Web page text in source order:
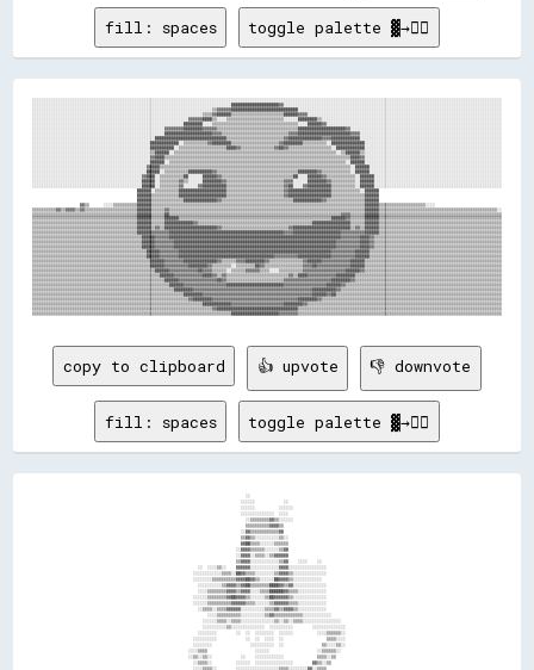
fill: spaces toggle palette ▓→✊🏽
░░░░░░░░░░░░░░░░░░░░░░░░░░░░░░░░░░░░░░░░░░░░░░░░░░░░░░░░░░░░░░░░░░░░░░░░░░░░▒▒▓▓▓▓▓▓████████████████████████████░░░░░░░░░░░░░░░░░░░░░░░░░░░░░░░░░░░░░░░░░░░░░░░░░░░░░░░░░░░░░░░░░░░░░░░░░░░░░░░░░░░░░░
░░░░░░░░░░░░░░░░░░░░░░░░░░░░░░░░░░░░░░░░░░░░░░░░░░░░░░░░░░░░░░░░░░░░░░░░▒▒▒▒▓▓██████▒▒▒▒▒▒▒▒▒▒▒▒▒▒▒▒▒▒▒▒▒▒██████▓▓▓▓░░░░░░░░░░░░░░░░░░░░░░░░░░░░░░░░░░░░░░░░░░░░░░░░░░░░░░░░░░░░░░░░░░░░░░░░░░░░░░░░░░
░░░░░░░░░░░░░░░░░░░░░░░░░░░░░░░░░░░░░░░░░░░░░░░░░░░░░░░░░░░░░░░░░░▓▓▓▓▓▓████▒▒░░░░▒▒▒▒▒▒▒▒▒▒▒▒▒▒▒▒▒▒▒▒▒▒▒▒░░░░░░████████▒▒░░░░░░░░░░░░░░░░░░░░░░░░░░░░░░░░░░░░░░░░░░░░░░░░░░░░░░░░░░░░░░░░░░░░░░░░░░░░
░░░░░░░░░░░░░░░░░░░░░░░░░░░░░░░░░░░░░░░░░░░░░░░░░░░░░░░░░░░░░░░░████████░░░░▒▒▒▒▒▒▒▒▒▒▒▒▒▒▒▒▒▒▒▒▒▒▒▒▒▒▒▒▒▒▒▒▒▒▒▒░░░░██████▓▓░░░░░░░░░░░░░░░░░░░░░░░░░░░░░░░░░░░░░░░░░░░░░░░░░░░░░░░░░░░░░░░░░░░░░░░░░░
░░░░░░░░░░░░░░░░░░░░░░░░░░░░░░░░░░░░░░░░░░░░░░░░░░░░░░░░▓▓▓▓▓▓▓▓████████▓▓▓▓▓▓▒▒▒▒▒▒▒▒▒▒▒▒▒▒▒▒▒▒▒▒▒▒▒▒▒▒▒▒▒▒▒▒▒▒████████████████████▓▓░░░░░░░░░░░░░░░░░░░░░░░░░░░░░░░░░░░░░░░░░░░░░░░░░░░░░░░░░░░░░░░░
░░░░░░░░░░░░░░░░░░░░░░░░░░░░░░░░░░░░░░░░░░░░░░░░░░░░░░░░████████████████████▓▓▓▓▒▒▒▒▒▒▒▒▒▒▒▒▒▒▒▒▒▒▒▒▒▒▒▒▒▒▒▒▓▓▓▓██████████████████████▓▓▓▓░░░░░░░░░░░░░░░░░░░░░░░░░░░░░░░░░░░░░░░░░░░░░░░░░░░░░░░░░░░░
░░░░░░░░░░░░░░░░░░░░░░░░░░░░░░░░░░░░░░░░░░░░░░░░░░░░██████████████████████████████▒▒▒▒▒▒▒▒▒▒▒▒▒▒▒▒▒▒▒▒▒▒▒▒▓▓██████████████▓▓▓▓████████████░░░░░░░░░░░░░░░░░░░░░░░░░░░░░░░░░░░░░░░░░░░░░░░░░░░░░░░░░░░░
░░░░░░░░░░░░░░░░░░░░░░░░░░░░░░░░░░░░░░░░░░░░░░░░░░████████████░░▒▒▒▒▒▒▒▒▒▒▓▓████████▒▒▒▒▒▒▒▒▒▒▒▒▒▒▒▒▒▒▒▒▓▓████████▒▒▒▒▒▒▒▒▒▒░░██████████████░░░░░░░░░░░░░░░░░░░░░░░░░░░░░░░░░░░░░░░░░░░░░░░░░░░░░░░░░░
░░░░░░░░░░░░░░░░░░░░░░░░░░░░░░░░░░░░░░░░░░░░░░░░░░██████████░░▒▒▒▒▒▒▒▒▒▒▒▒▒▒▒▒▒▒▒▒████▓▓▒▒▒▒▒▒▒▒▒▒▒▒▒▒▓▓██▓▓▒▒▒▒▒▒▒▒▒▒▒▒▒▒▒▒▒▒░░████████████░░░░░░░░░░░░░░░░░░░░░░░░░░░░░░░░░░░░░░░░░░░░░░░░░░░░░░░░░░
░░░░░░░░░░░░░░░░░░░░░░░░░░░░░░░░░░░░░░░░░░░░░░░░░░▒▒██████░░▒▒▒▒▒▒▒▒▒▒▒▒▒▒▒▒▒▒▒▒▒▒▒▒▒▒▒▒▒▒▒▒▒▒▒▒▒▒▒▒▒▒▒▒▒▒▒▒▒▒▒▒▒▒▒▒▒▒▒▒▒▒▒▒▒▒▒▒░░▒▒██████▒▒░░░░░░░░░░░░░░░░░░░░░░░░░░░░░░░░░░░░░░░░░░░░░░░░░░░░░░░░░░
░░░░░░░░░░░░░░░░░░░░░░░░░░░░░░░░░░░░░░░░░░░░░░░░░░▓▓████▒▒▒▒▒▒▒▒▒▒▒▒▒▒▒▒▒▒▒▒▒▒▒▒▒▒▒▒▒▒▒▒▒▒▒▒▒▒▒▒▒▒▒▒▒▒▒▒▒▒▒▒▒▒▒▒▒▒▒▒▒▒▒▒▒▒▒▒▒▒▒▒▒▒▒▒▒▒████▓▓░░░░░░░░░░░░░░░░░░░░░░░░░░░░░░░░░░░░░░░░░░░░░░░░░░░░░░░░░░
░░░░░░░░░░░░░░░░░░░░░░░░░░░░░░░░░░░░░░░░░░░░░░░░░░██████░░▒▒▒▒▒▒▒▒▒▒▒▒▒▒▒▒▒▒▒▒▒▒▒▒▒▒▒▒▒▒▒▒▒▒▒▒▒▒▒▒▒▒▒▒▒▒▒▒▒▒▒▒▒▒▒▒▒▒▒▒▒▒▒▒▒▒▒▒▒▒▒▒▒▒░░██████░░░░░░░░░░░░░░░░░░░░░░░░░░░░░░░░░░░░░░░░░░░░░░░░░░░░░░░░░░
░░░░░░░░░░░░░░░░░░░░░░░░░░░░░░░░░░░░░░░░░░░░░░░░▓▓████▒▒▒▒▒▒▒▒▒▒▒▒▒▒▒▒▒▒▒▒▒▒▒▒▒▒▒▒▒▒▒▒▒▒▒▒▒▒▒▒▒▒▒▒▒▒▒▒▒▒▒▒▒▒▒▒▒▒▒▒▒▒▒▒▒▒▒▒▒▒▒▒▒▒▒▒▒▒▒▒░░██████░░░░░░░░░░░░░░░░░░░░░░░░░░░░░░░░░░░░░░░░░░░░░░░░░░░░░░░░
░░░░░░░░░░░░░░░░░░░░░░░░░░░░░░░░░░░░░░░░░░░░░░░░██████░░▒▒▒▒▒▒▒▒▒▒██████████▓▓▒▒▒▒▒▒▒▒▒▒▒▒▒▒▒▒▒▒▒▒▒▒▒▒▒▒▒▒▒▒▒▒▒▒████████▓▓▒▒▒▒▒▒▒▒▒▒▒▒░░██████░░░░░░░░░░░░░░░░░░░░░░░░░░░░░░░░░░░░░░░░░░░░░░░░░░░░░░░░
░░░░░░░░░░░░░░░░░░░░░░░░░░░░░░░░░░░░░░░░░░░░░░▓▓████░░▒▒▒▒▒▒▒▒▒▒██░░░░░░██████▓▓▒▒▒▒▒▒▒▒▒▒▒▒▒▒▒▒▒▒▒▒▒▒▒▒▒▒▒▒▒▒██░░░░██████▓▓▒▒▒▒▒▒▒▒▒▒▒▒░░██████░░░░░░░░░░░░░░░░░░░░░░░░░░░░░░░░░░░░░░░░░░░░░░░░░░░░░░
░░░░░░░░░░░░░░░░░░░░░░░░░░░░░░░░░░░░░░░░░░░░░░██████░░▒▒▒▒▒▒▒▒▓▓▒▒░░░░░░████████▓▓▒▒▒▒▒▒▒▒▒▒▒▒▒▒▒▒▒▒▒▒▒▒▒▒▓▓▓▓░░░░░░████████▓▓▒▒▒▒▒▒▒▒▒▒░░██████░░░░░░░░░░░░░░░░░░░░░░░░░░░░░░░░░░░░░░░░░░░░░░░░░░░░░░
░░░░░░░░░░░░░░░░░░░░░░░░░░░░░░░░░░░░░░░░░░░░░░██████░░▒▒▒▒▒▒▒▒▓▓░░░░░░▓▓██████████▒▒▒▒▒▒▒▒▒▒▒▒▒▒▒▒▒▒▒▒▒▒▒▒▓▓██░░░░▓▓██████████▒▒▒▒▒▒▒▒▒▒░░██████░░░░░░░░░░░░░░░░░░░░░░░░░░░░░░░░░░░░░░░░░░░░░░░░░░░░░░
                                            ██████░░▒▒▒▒▒▒▒▒▒▒████████████████████▒▒▒▒▒▒▒▒▒▒▒▒▒▒▒▒▒▒▒▒▒▒▒▒▓▓██████████████████▒▒▒▒▒▒▒▒▒▒▒▒░░██████
                                            ██████▒▒▒▒▒▒▒▒▒▒▒▒████████████████████▒▒▒▒▒▒▒▒▒▒▒▒▒▒▒▒▒▒▒▒▒▒▒▒▓▓██████████████████▒▒▒▒▒▒▒▒▒▒▒▒▒▒██████
                                            ██████▒▒▒▒▒▒▒▒▒▒▒▒▒▒██████████████▓▓▒▒▒▒▒▒▒▒▒▒▒▒▒▒▒▒▒▒▒▒▒▒▒▒▒▒▒▒▒▒████████████▓▓▒▒▒▒▒▒▒▒▒▒▒▒▒▒▒▒██████
                    ▓▓▒▒      ░░░░▒▒▒▒▒▒▒▒▒▒██████▒▒▒▒▒▒▒▒▒▒▒▒▒▒▒▒▒▒▒▒▒▒▒▒▒▒▒▒▒▒▒▒▒▒▒▒▒▒▒▒▒▒▒▒▒▒▒▒▒▒▒▒▒▒▒▒▒▒▒▒▒▒▒▒▒▒▒▒▒▒▒▒▒▒▒▒▒▒▒▒▒▒▒▒▒▒▒▒▒▒██████▒▒▒▒▒▒▒▒▒▒▒▒▒▒▒▒▒▒▒▒░░░░
▒▒▒▒▒▒▒▒▒▒▓▓▒▒▓▓▓▓▒▒▓▓▒▒▒▒▒▒▒▒▒▒▒▒▒▒▒▒▒▒▒▒▒▒██████▒▒▒▒▒▒▓▓▒▒▒▒▒▒▒▒▒▒▒▒▒▒▒▒▒▒▒▒▒▒▒▒▒▒▒▒▒▒▒▒▒▒▒▒▒▒▒▒▒▒▒▒▒▒▒▒▒▒▒▒▒▒▒▒▒▒▒▒▒▒▒▒▒▒▒▒▒▒▒▒▒▒▒▒▒▒▒▒▒▒██████▒▒▒▒▒▒▒▒▒▒▒▒▒▒▒▒▒▒▒▒▒▒▒▒▒▒▒▒▒▒▒▒▒▒▒▒▒▒▒▒▒▒▒▒▒▒▒▒▒▒░░
▒▒▒▒▒▒▒▒▒▒▒▒▒▒▒▒▒▒▒▒▒▒▒▒▒▒▒▒▒▒▒▒▒▒▒▒▒▒▒▒▒▒▒▒██████▒▒▒▒▒▒██▒▒▒▒▒▒▒▒▒▒▒▒▒▒▒▒▒▒▒▒▒▒▒▒▒▒▒▒▒▒▒▒▒▒▒▒▒▒▒▒▒▒▒▒▒▒▒▒▒▒▒▒▒▒▒▒▒▒▒▒▒▒▒▒▒▒▒▒▒▒▒▒▓▓▓▓▒▒▒▒▒▒██████▒▒▒▒▒▒▒▒▒▒▒▒▒▒▒▒▒▒▒▒▒▒▒▒▒▒▒▒▒▒▒▒▒▒▒▒▒▒▒▒▒▒▒▒▒▒▒▒▒▒▒▒
▒▒▒▒▒▒▒▒▒▒▒▒▒▒▒▒▒▒▒▒▒▒▒▒▒▒▒▒▒▒▒▒▒▒▒▒▒▒▒▒▒▒▒▒██████▒▒▒▒▒▒██████▒▒▒▒▒▒▒▒▒▒▒▒▒▒▒▒▒▒▒▒▒▒▒▒▒▒▒▒▒▒▒▒▒▒▒▒▒▒▒▒▒▒▒▒▒▒▒▒▒▒▒▒▒▒▒▒▒▒▒▒▒▒▒▒██████▓▓▒▒▒▒▒▒██████▒▒▒▒▒▒▒▒▒▒▒▒▒▒▒▒▒▒▒▒▒▒▒▒▒▒▒▒▒▒▒▒▒▒▒▒▒▒▒▒▒▒▒▒▒▒▒▒▒▒▒▒
▒▒▒▒▒▒▒▒▒▒▒▒▒▒▒▒▒▒▒▒▒▒▒▒▒▒▒▒▒▒▒▒▒▒▒▒▒▒▒▒▒▒▒▒██████▒▒▒▒▒▒████████████▓▓▒▒▒▒▒▒▒▒▒▒▒▒▒▒▒▒▒▒▒▒▒▒▒▒▒▒▒▒▒▒▒▒▒▒▒▒▒▒▒▒▒▒▒▒▒▒▒▒████████████████▒▒▒▒▒▒██████▒▒▒▒▒▒▒▒▒▒▒▒▒▒▒▒▒▒▒▒▒▒▒▒▒▒▒▒▒▒▒▒▒▒▒▒▒▒▒▒▒▒▒▒▒▒▒▒▒▒▒▒
▒▒▒▒▒▒▒▒▒▒▒▒▒▒▒▒▒▒▒▒▒▒▒▒▒▒▒▒▒▒▒▒▒▒▒▒▒▒▒▒▒▒▒▒██████▒▒▓▓▒▒██████████████████████▓▓▒▒▒▒▒▒▒▒▒▒▒▒▒▒▒▒▒▒▒▒▒▒▒▒▒▒▒▒▓▓████████████████████████▒▒▓▓▒▒██████▒▒▒▒▒▒▒▒▒▒▒▒▒▒▒▒▒▒▒▒▒▒▒▒▒▒▒▒▒▒▒▒▒▒▒▒▒▒▒▒▒▒▒▒▒▒▒▒▒▒▒▒
▒▒▒▒▒▒▒▒▒▒▒▒▒▒▒▒▒▒▒▒▒▒▒▒▒▒▒▒▒▒▒▒▒▒▒▒▒▒▒▒▒▒▒▒██████▓▓▓▓▓▓▓▓████████████████████████████████████████████████▓▓▓▓████████████████████▓▓▓▓▓▓▓▓▓▓██████▒▒▒▒▒▒▒▒▒▒▒▒▒▒▒▒▒▒▒▒▒▒▒▒▒▒▒▒▒▒▒▒▒▒▒▒▒▒▒▒▒▒▒▒▒▒▒▒▒▒▒▒
▒▒▒▒▒▒▒▒▒▒▒▒▒▒▒▒▒▒▒▒▒▒▒▒▒▒▒▒▒▒▒▒▒▒▒▒▒▒▒▒▒▒▒▒▒▒██████▓▓▓▓▓▓████████████████████████████████████████████████████████████████████████▓▓▓▓▓▓▓▓████▓▓▒▒▒▒▒▒▒▒▒▒▒▒▒▒▒▒▒▒▒▒▒▒▒▒▒▒▒▒▒▒▒▒▒▒▒▒▒▒▒▒▒▒▒▒▒▒▒▒▒▒▒▒▒▒
▒▒▒▒▒▒▒▒▒▒▒▒▒▒▒▒▒▒▒▒▒▒▒▒▒▒▒▒▒▒▒▒▒▒▒▒▒▒▒▒▒▒▒▒▒▒██████▓▓▓▓▓▓▓▓████████████████████████████████████████████████████████████████████▓▓▓▓▓▓▓▓▓▓████▓▓▒▒▒▒▒▒▒▒▒▒▒▒▒▒▒▒▒▒▒▒▒▒▒▒▒▒▒▒▒▒▒▒▒▒▒▒▒▒▒▒▒▒▒▒▒▒▒▒▒▒▒▒▒▒
copy to clipboard 👍 upvote 👎 downvote
fill: spaces toggle palette ▓→✊🏽
                                                                  ░░                                                                                  
                                                                ░░░░░░            ░░                                                                  
                                                                ░░░░░░          ░░░░░░                                                                
                                                                ░░░░░░░░░░░░░░  ░░░░                                                                  
                                                                  ░░▒▒▒▒▒▒▒▒▓▓▒▒░░░░░░                                                                
                                                                  ▒▒▒▒▒▒▒▒▒▒▓▓▓▓▒▒                                                                    
                                                                ░░▓▓▒▒▒▒▒▒▒▒▒▒▒▒▓▓                                                                    
                                                                ▒▒▓▓▒▒░░░░░░░░░░▒▒░░                                                                  
                                                                ▓▓██▒▒▒▒░░░░░░▒▒▒▒▒▒                                                                  
                                                              ░░▓▓▓▓▒▒▒▒▒▒░░░░░░▒▒▓▓                                                                  
                                                              ░░▓▓▓▓░░▒▒▒▒░░▒▒▓▓▓▓▓▓                                                                  
                                                              ▒▒▓▓▓▓░░░░░░░░░░░░▒▒▓▓    ░░░░    ░░                                                    
                                              ░░  ░░░░▒▒░░    ▓▓▓▓▓▓░░░░░░░░░░░░▓▓▓▓░░░░░░░░░░░░░░░░                                                  
                                            ░░░░░░░░░░░░▒▒▒▒░░██▓▓▒▒▒▒░░░░░░░░▒▒▓▓▓▓▒▒░░░░░░░░░░░░░░                                                  
                                            ░░░░░░░░▒▒▒▒▒▒▒▒▒▒▓▓▓▓██▓▓▒▒░░░░░░██▓▓▓▓▒▒░░░░░░░░░░░░                                                    
                                              ░░░░░░░░░░▒▒▓▓▓▓▒▒▓▓██▒▒▒▒▒▒▒▒████▓▓▒▒▓▓░░░░░░░░░░░░░░                                                  
                                              ░░░░▒▒▒▒▒▒▒▒▓▓▓▓▒▒▓▓▓▓░░░░▒▒▒▒██████▓▓▒▒▒▒░░░░░░░░░░░░                                                  
                                            ░░░░░░▒▒▒▒▒▒▒▒▓▓██▓▓▓▓▒▒░░░░░░▒▒██▓▓▓▓▓▓▒▒░░░░░░░░░░░░░░                                                  
                                            ░░░░░░▒▒▒▒▒▒▒▒▒▒▓▓▓▓▓▓▒▒▒▒░░░░░░▒▒▓▓▓▓▓▓▒▒▒▒░░░░░░░░░░░░                                                  
                                              ░░▒▒▒▒░░▒▒▒▒▓▓▓▓▓▓░░░░░░░░░░▒▒▒▒▓▓▒▒▓▓▓▓▒▒░░░░░░░░░░░░                                                  
                                                  ░░░░▒▒▒▒▒▒▒▒▒▒░░░░░░░░░░▒▒▓▓▒▒▒▒▒▒▒▒▒▒▒▒░░░░░░░░░░░░                                                
                                                ░░░░░░▒▒▒▒░░▒▒▒▒░░░░░░░░░░░░░░▒▒░░▒▒░░▒▒▒▒░░░░░░░░░░░░░░░░                                            
                                                ░░░░░░░░░░▒▒░░░░░░░░░░░░░░  ░░░░░░░░░░        ░░░░░░░░░░░░░░                                          
                                              ░░░░░░░░        ░░  ░░  ░░░░░░░░  ░░░░░░          ░░░░▒▒▒▒▒▒░░                                          
                                            ░░░░░░░░░░            ░░  ░░  ░░░░  ░░                  ▒▒▒▒░░░░                                          
                                            ░░░░░░░░                ░░░░░░░░░░  ░░                ▒▒░░░░▒▒░░                                          
                                          ░░░░▒▒▒▒                    ░░░░░░                    ░░▒▒▒▒▒▒░░                                            
                                          ░░▒▒░░▒▒░░            ░░    ░░░░░░░░░░░░              ▒▒▒▒░░▒▒                                              
                                            ░░▒▒▒▒░░          ░░░░░░  ░░░░░░░░░░░░░░░░        ▓▓▒▒░░▒▒                                                
                                            ░░░░▒▒▒▒░░        ░░░░░░░░░░░░░░░░░░▒▒▒▒░░░░░░░░▓▓░░▒▒▒▒                                                  
                                              ░░▒▒░░▓▓░░      ░░░░░░░░░░░░░░  ░░░░▒▒▒▒░░░░▓▓░░▒▒░░                                                    
                                                ░░▓▓░░▒▒░░    ░░░░░░░░░░░░░░░░░░░░░░▒▒▒▒░░▒▒░░░░                                                      
                                                  ░░▒▒▒▒▒▒▒▒░░▒▒░░░░░░░░░░░░░░░░  ░░░░░░░░                                                            
                                                    ░░▒▒▒▒▒▒░░▒▒▒▒░░░░░░░░░░░░░░░░    ░░▒▒░░                                                          
                                                        ▒▒░░▒▒▒▒▒▒░░░░░░░░░░░░░░░░░░░░░░▒▒▒▒░░                                                        
                                                          ░░▒▒▓▓▒▒░░░░▒▒░░░░▒▒▒▒░░░░░░▒▒▒▒▒▒░░░░                                                      
                                                            ▒▒▒▒▒▒▒▒░░▒▒▒▒▒▒▒▒░░░░░░░░░░▒▒▒▒░░░░                                                      
                                                          ░░▓▓▒▒▓▓▒▒▓▓▒▒▒▒▒▒░░░░░░    ░░░░░░░░░░░░                                                    
                                                          ░░▓▓▒▒▒▒▓▓▒▒▒▒▒▒░░░░          ░░░░░░░░░░░░                                                  
                                                        ░░░░▒▒▒▒▒▒▓▓▒▒▒▒░░░░░░          ░░░░░░░░░░░░░░                                                
                                                        ░░░░▒▒▒▒░░▒▒▒▒░░░░░░  ░░          ░░░░░░░░░░░░                                                
                                                      ░░░░░░░░░░░░░░░░░░░░░░░░              ░░░░░░░░░░                                                
                                                      ░░░░░░░░░░░░░░░░░░░░░░░░░░              ░░░░░░░░░░                                              
                                                    ░░░░░░░░░░░░░░░░░░░░░░░░░░░░              ░░░░░░░░                                                
                                                    ░░░░░░░░░░░░░░░░░░░░░░░░░░░░                ░░░░                                                  
                                                  ░░░░░░░░░░░░░░░░░░░░░░░░░░░░░░                ░░░░                                                  
                                                  ░░░░░░░░░░░░░░░░░░░░░░░░░░░░░░                ░░░░                                                  
                                                  ░░░░░░░░░░░░░░░░░░░░░░░░░░░░                  ░░░░░░                                                
                                                  ░░░░░░░░░░░░░░░░░░░░░░░░░░░░░░                  ░░                                                  
                                                  ░░░░░░░░░░░░░░░░░░░░░░░░░░░░░░                  ░░                                                  
                                                  ░░░░░░░░░░░░░░░░░░░░░░░░░░░░  ░░                                                                    
                                                            ░░░░░░░░░░░░░░  ░░  ░░                                                                    
                                                              ░░░░░░░░░░░░  ░░  ░░                                                                    
                                                                  ░░░░░░░░░░░░  ░░                                                                    
                                                                  ░░░░░░░░░░░░░░                                                                      
                                                                ░░░░░░░░░░░░░░░░                                                                      
                                                                ░░░░░░░░  ░░░░░░                                                                      
                                                                ░░░░░░░░░░░░░░░░                                                                      
                                                                ░░░░░░░░░░░░░░░░                                                                      
                                                                ░░░░░░  ░░░░░░░░                                                                      
                                                                ░░░░░░  ░░░░░░░░                                                                      
                                                                ░░░░░░░░░░░░░░░░                                                                      
                                                                ░░░░░░  ░░░░░░                                                                        
                                                                ░░░░    ░░░░░░                                                                        
                                                                ░░░░░░  ░░░░                                                                          
                                                                ░░░░░░  ░░░░